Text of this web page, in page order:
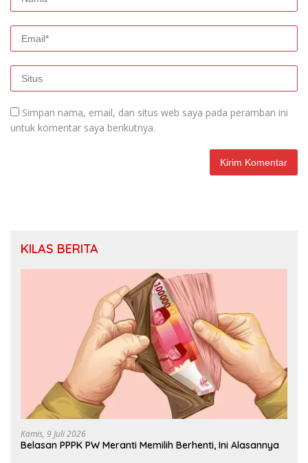
Simpan nama, email, dan situs web saya pada peramban ini
untuk komentar saya berikutnya.
KILAS BERITA
Kamis, 9 Juli 2026
Belasan PPPK PW Meranti Memilih Berhenti, Ini Alasannya